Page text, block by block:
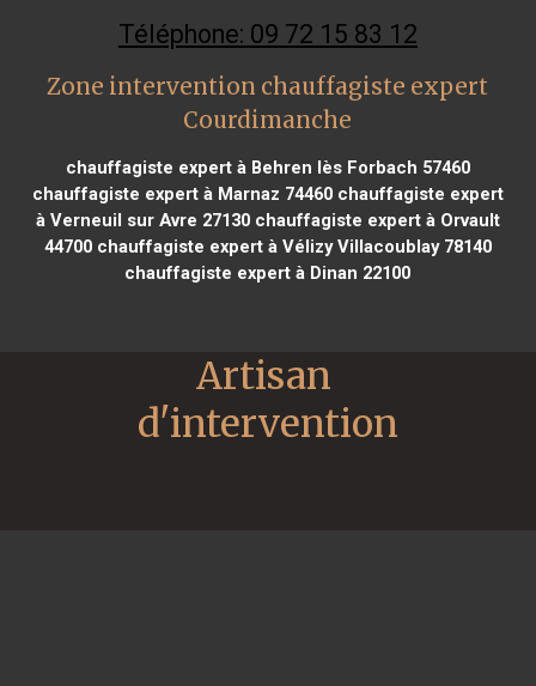
Téléphone: 09 72 15 83 12
Zone intervention chauffagiste expert
Courdimanche
chauffagiste expert à Behren lès Forbach 57460
chauffagiste expert à Marnaz 74460chauffagiste expert
à Verneuil sur Avre 27130chauffagiste expert à Orvault
44700chauffagiste expert à Vélizy Villacoublay 78140
chauffagiste expert à Dinan 22100
Artisan
d'intervention